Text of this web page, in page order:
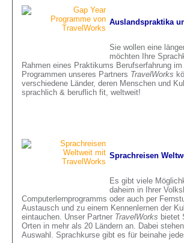
Auslandspraktika
Sie wollen eine
möchten Ihre
Rahmen eines Praktikums Berufserfahrung
Programmen unseres Partners TravelWorks
verschiedene Länder, deren Menschen und
sprachlich & beruflich fit, weltweit!
Sprachreisen
Es gibt viele
daheim in Ihrer
Computerlernprogramms oder auch per
Austausch und zu einem Kennenlernen der
eintauchen. Unser Partner TravelWorks bietet
Orten in mehr als 20 Ländern an. Dabei
Auswahl. Sprachkurse gibt es für beinahe